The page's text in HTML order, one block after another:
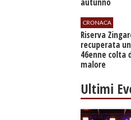
CRONACA
​Riserva
recuperata
46enne colta
malore
Ultimi